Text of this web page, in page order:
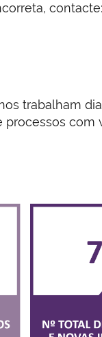
contacte:
trabalham